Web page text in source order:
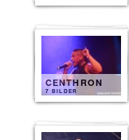
CENTHRON
7 BILDER